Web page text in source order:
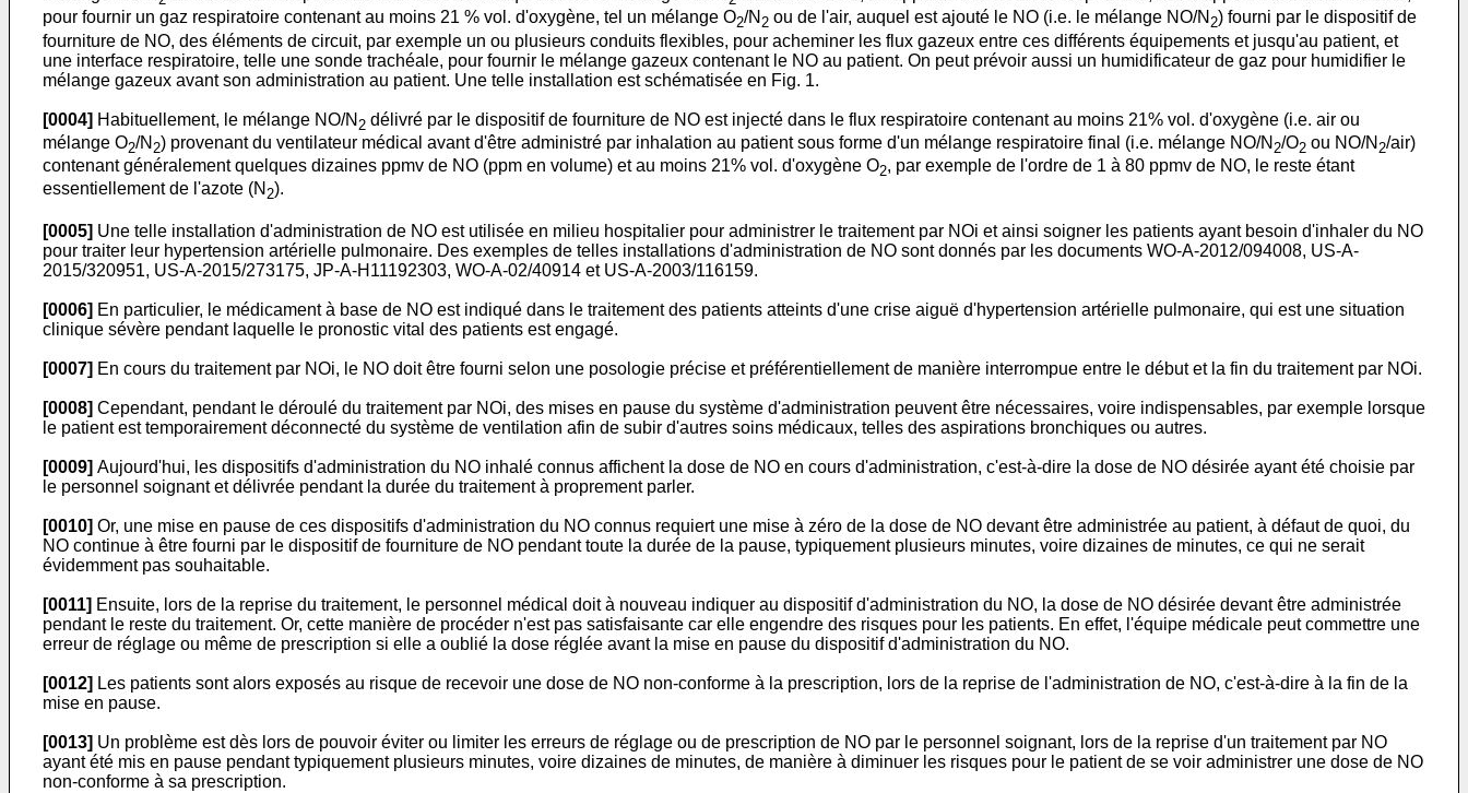
pour fournir un gaz respiratoire contenant au moins 21 % vol. d'oxygène, tel un mélange O2/N 2 ou de l'air, auquel est ajouté le NO (i.e. le mélange NO/N 2) fourni par le dispositif de
fourniture de NO, des éléments de circuit, par exemple un ou plusieurs conduits flexibles, pour acheminer les flux gazeux entre ces différents équipements et jusqu'au patient, et
une interface respiratoire, telle une sonde trachéale, pour fournir le mélange gazeux contenant le NO au patient. On peut prévoir aussi un humidificateur de gaz pour humidifier le
mélange gazeux avant son administration au patient. Une telle installation est schématisée en Fig. 1.
[0004] Habituellement, le mélange NO/N 2 délivré par le dispositif de fourniture de NO est injecté dans le flux respiratoire contenant au moins 21% vol. d'oxygène (i.e. air ou
mélange O2/N 2) provenant du ventilateur médical avant d'être administré par inhalation au patient sous forme d'un mélange respiratoire final (i.e. mélange NO/N 2/O2 ou NO/N 2/air)
contenant généralement quelques dizaines ppmv de NO (ppm en volume) et au moins 21% vol. d'oxygène O2, par exemple de l'ordre de 1 à 80 ppmv de NO, le reste étant
essentiellement de l'azote (N 2).
[0005] Une telle installation d'administration de NO est utilisée en milieu hospitalier pour administrer le traitement par NOi et ainsi soigner les patients ayant besoin d'inhaler du NO
pour traiter leur hypertension artérielle pulmonaire. Des exemples de telles installations d'administration de NO sont donnés par les documents WO-A-2012/094008, US-A-
2015/320951, US-A-2015/273175, JP-A-H11192303, WO-A-02/40914 et US-A-2003/116159.
[0006] En particulier, le médicament à base de NO est indiqué dans le traitement des patients atteints d'une crise aiguë d'hypertension artérielle pulmonaire, qui est une situation
clinique sévère pendant laquelle le pronostic vital des patients est engagé.
[0007] En cours du traitement par NOi, le NO doit être fourni selon une posologie précise et préférentiellement de manière interrompue entre le début et la fin du traitement par NOi.
[0008] Cependant, pendant le déroulé du traitement par NOi, des mises en pause du système d'administration peuvent être nécessaires, voire indispensables, par exemple lorsque
le patient est temporairement déconnecté du système de ventilation afin de subir d'autres soins médicaux, telles des aspirations bronchiques ou autres.
[0009] Aujourd'hui, les dispositifs d'administration du NO inhalé connus affichent la dose de NO en cours d'administration, c'est-à-dire la dose de NO désirée ayant été choisie par
le personnel soignant et délivrée pendant la durée du traitement à proprement parler.
[0010] Or, une mise en pause de ces dispositifs d'administration du NO connus requiert une mise à zéro de la dose de NO devant être administrée au patient, à défaut de quoi, du
NO continue à être fourni par le dispositif de fourniture de NO pendant toute la durée de la pause, typiquement plusieurs minutes, voire dizaines de minutes, ce qui ne serait
évidemment pas souhaitable.
[0011] Ensuite, lors de la reprise du traitement, le personnel médical doit à nouveau indiquer au dispositif d'administration du NO, la dose de NO désirée devant être administrée
pendant le reste du traitement. Or, cette manière de procéder n'est pas satisfaisante car elle engendre des risques pour les patients. En effet, l'équipe médicale peut commettre une
erreur de réglage ou même de prescription si elle a oublié la dose réglée avant la mise en pause du dispositif d'administration du NO.
[0012] Les patients sont alors exposés au risque de recevoir une dose de NO non-conforme à la prescription, lors de la reprise de l'administration de NO, c'est-à-dire à la fin de la
mise en pause.
[0013] Un problème est dès lors de pouvoir éviter ou limiter les erreurs de réglage ou de prescription de NO par le personnel soignant, lors de la reprise d'un traitement par NO
ayant été mis en pause pendant typiquement plusieurs minutes, voire dizaines de minutes, de manière à diminuer les risques pour le patient de se voir administrer une dose de NO
non-conforme à sa prescription.